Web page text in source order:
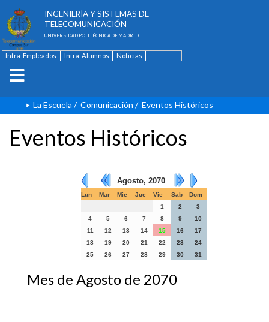
INGENIERÍA Y SISTEMAS DE
TELECOMUNICACIÓN
UNIVERSIDAD POLITÉCNICA DE MADRID
Intra-Empleados Intra-Alumnos
Noticias
La Escuela / Comunicación / Eventos Históricos
Eventos Históricos
Agosto, 2070
Lun Mar Mie Jue Vie Sab
Dom
1
2
3
4
5 6 7 8 9
10
11
12 13 14 15 16
17
18
19 20 21 22 23
24
25
26 27 28 29 30 31
Mes de Agosto de 2070